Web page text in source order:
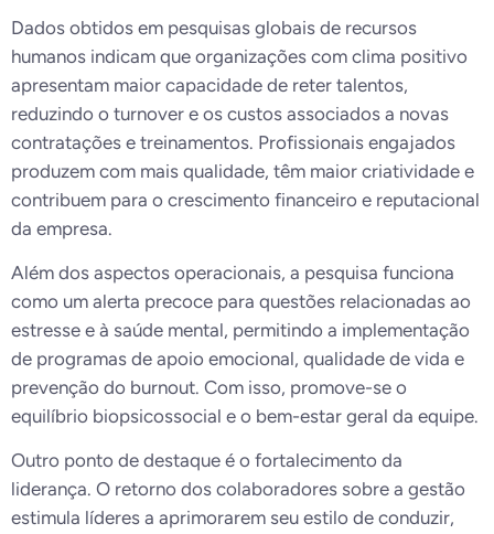
Dados obtidos em pesquisas globais de recursos
humanos indicam que organizações com clima positivo
apresentam maior capacidade de reter talentos,
reduzindo o turnover e os custos associados a novas
contratações e treinamentos. Profissionais engajados
produzem com mais qualidade, têm maior criatividade e
contribuem para o crescimento financeiro e reputacional
da empresa.
Além dos aspectos operacionais, a pesquisa funciona
como um alerta precoce para questões relacionadas ao
estresse e à saúde mental, permitindo a implementação
de programas de apoio emocional, qualidade de vida e
prevenção do burnout. Com isso, promove-se o
equilíbrio biopsicossocial e o bem-estar geral da equipe.
Outro ponto de destaque é o fortalecimento da
liderança. O retorno dos colaboradores sobre a gestão
estimula líderes a aprimorarem seu estilo de conduzir,